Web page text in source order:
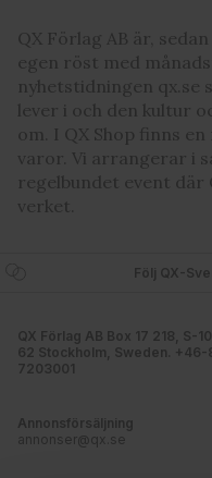
QX Förlag AB är,
egen röst med
nyhetstidningen qx.se
lever i och den kultur
om. I QX Shop finns
varor. Vi arrangerar i
regelbundet event där
verket.
Följ QX-
QX Förlag AB Box 17 218, S-
62 Stockholm, Sweden. +46-
7203001
Annonsförsäljning
annonser@qx.se